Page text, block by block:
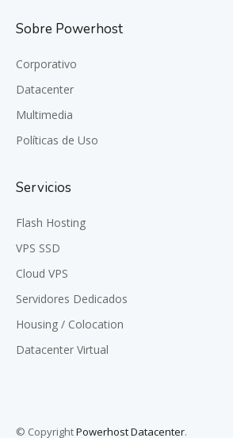
Sobre Powerhost
Corporativo
Datacenter
Multimedia
Políticas de Uso
Servicios
Flash Hosting
VPS SSD
Cloud VPS
Servidores Dedicados
Housing / Colocation
Datacenter Virtual
© CopyrightPowerhost Datacenter.